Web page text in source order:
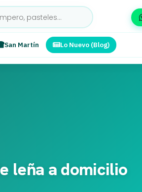
San Martín Lo Nuevo (Blog)
leña a domicilio